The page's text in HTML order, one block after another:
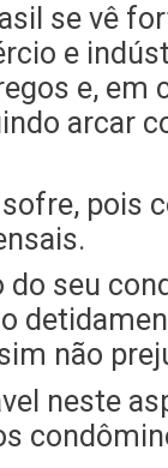
se vê
e
e, em
arcar
pois
seu
não
neste